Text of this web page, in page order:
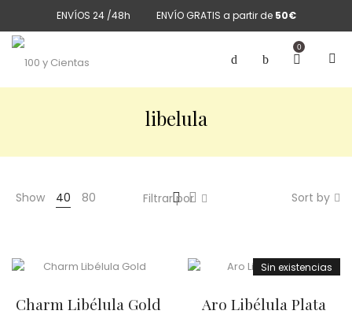
ENVÍOS 24 /48h ENVÍO GRATIS a partir de 50€
0
libelula
Show 40 80 Sort by
Filtrar por
Charm Libélula Gold
Sin existencias
Aro Libélula Plata